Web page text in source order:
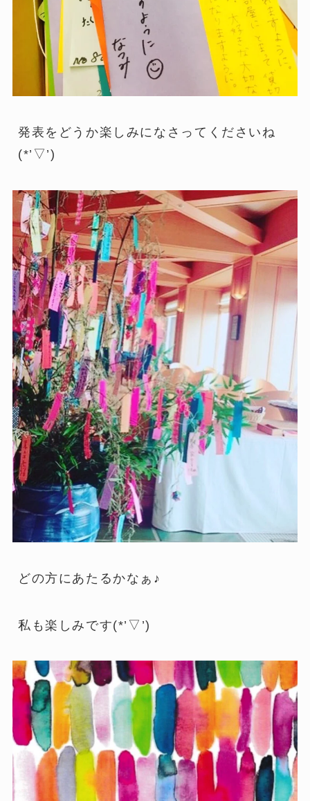
発表をどうか楽しみになさってくださいね
(*’▽’)
どの方にあたるかなぁ♪
私も楽しみです(*’▽’)